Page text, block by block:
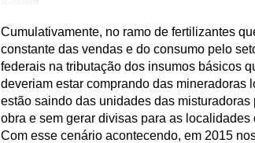
Cumulativamente, no ramo de fertilizantes
constante das vendas e do consumo pelo
federais na tributação dos insumos básicos
deveriam estar comprando das mineradoras
estão saindo das unidades das
obra e sem gerar divisas para as localidades
Com esse cenário acontecendo, em 2015